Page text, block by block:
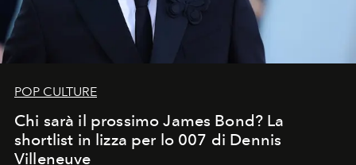
POP CULTURE
Chi sarà il prossimo James Bond? La
shortlist in lizza per lo 007 di Dennis
Villeneuve